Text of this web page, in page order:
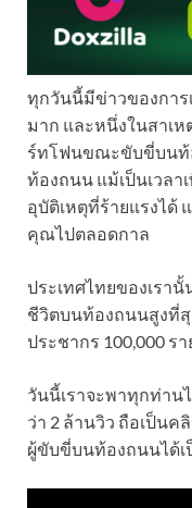
ทุกวันนี้มีข่าวของการ
มาก และหนึ่งในสาเ
ร์ทโฟนขณะขับขี่บนท้
ท้องถนน แม้เป็นเวลา
อุบัติเหตุที่ร้ายแรงได้
คุณไปตลอดกาล
ประเทศไทยของเรา
ชีวิตบนท้องถนนสูงที่สุ
ประชากร 100,000 รา
วันนี้เราจะพาทุกท่า
ว่า 2 ล้านวิว ถือเป็น
ผู้ขับขี่บนท้องถนนได้เ